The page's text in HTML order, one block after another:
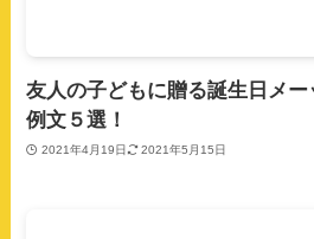
友人の子どもに贈る誕生日メー
例文５選！
2021年4月19日 2021年5月15日